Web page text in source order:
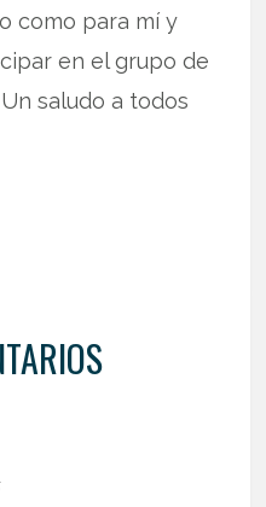
como para mí y
en el grupo de
saludo a todos